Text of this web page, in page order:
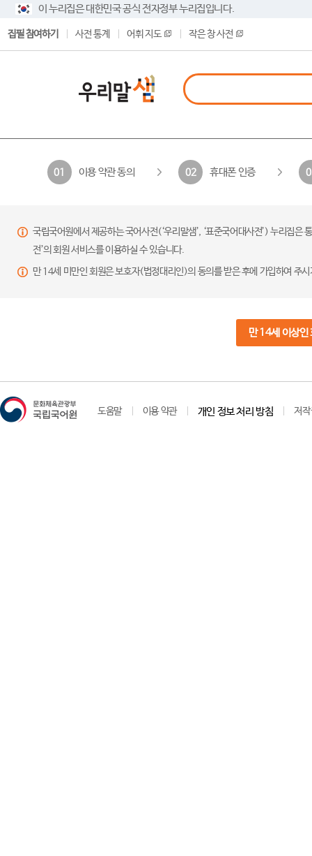
이 누리집은 대한민국 공식 전자정부 누리집입니다.
집필 참여하기 사전 통계 어휘 지도 작은 창 사전
01 이용 약관 동의 02 휴대폰 인증
국립국어원에서 제공하는 국어사전(‘우리말샘’, ‘표준국어대사전’) 누리집
전’의 회원 서비스를 이용하실 수 있습니다.
만 14세 미만인 회원은 보호자(법정대리인)의 동의를 받은 후에 가입하여 주
만 14세 이상인
도움말 이용 약관 개인 정보 처리 방침 저